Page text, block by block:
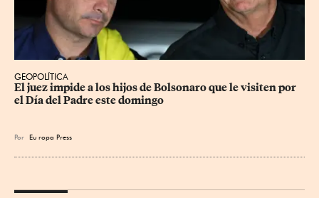
GEOPOLÍTICA
El juez impide a los hijos de Bolsonaro que le visiten por
el Día del Padre este domingo
Por Eu ropa Press